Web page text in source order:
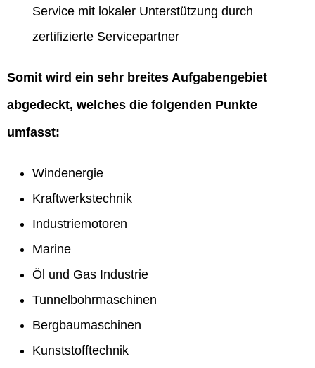
Service mit lokaler Unterstützung durch
zertifizierte Servicepartner
Somit wird ein sehr breites Aufgabengebiet
abgedeckt, welches die folgenden Punkte
umfasst:
Windenergie
Kraftwerkstechnik
Industriemotoren
Marine
Öl und Gas Industrie
Tunnelbohrmaschinen
Bergbaumaschinen
Kunststofftechnik